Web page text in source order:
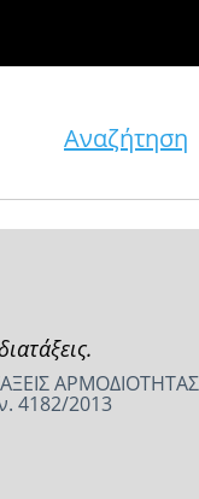
Αναζήτηση
4182/2013